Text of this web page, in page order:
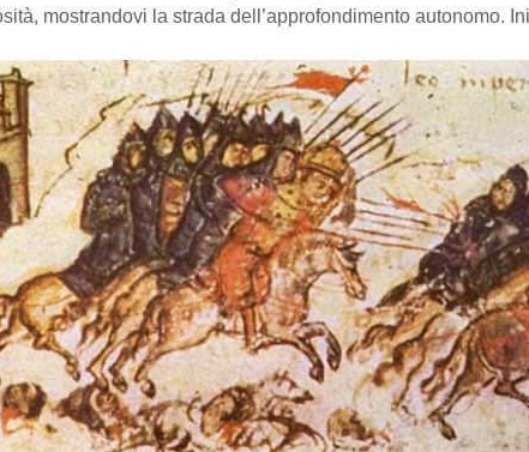
mostrandovi la strada dell’approfondimento autonomo.